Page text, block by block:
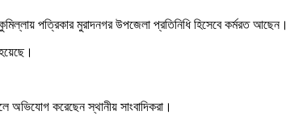
পত্রিকার মুরাদনগর উপজেলা প্রতিনিধি হিসেবে কর্মরত আছেন।
অভিযোগ করেছেন স্থানীয় সাংবাদিকরা।